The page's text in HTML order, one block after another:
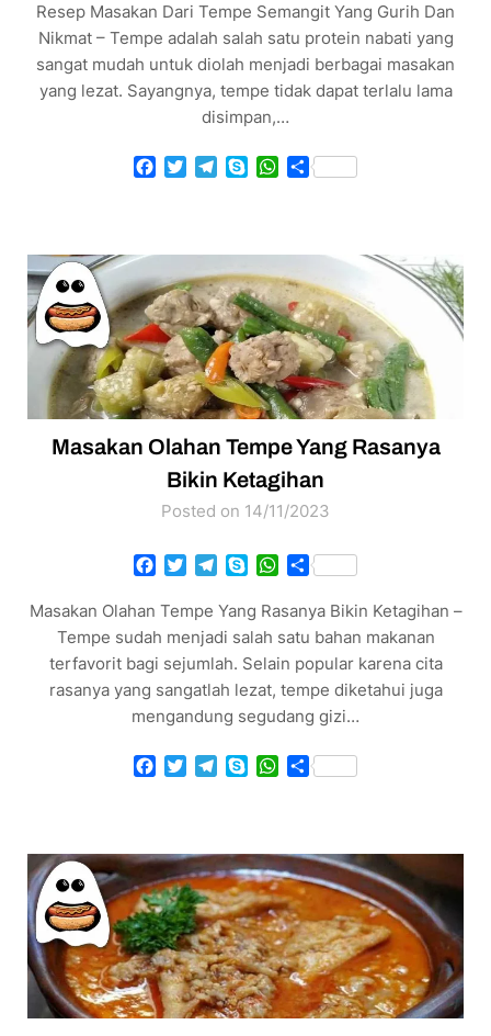
Resep Masakan Dari Tempe Semangit Yang Gurih Dan
Nikmat – Tempe adalah salah satu protein nabati yang
sangat mudah untuk diolah menjadi berbagai masakan
yang lezat. Sayangnya, tempe tidak dapat terlalu lama
disimpan,…
Facebook
TwitterTelegram
SkypeWhatsApp
Share
Masakan Olahan Tempe Yang Rasanya
Bikin Ketagihan
Posted on 14/11/2023
Facebook
TwitterTelegram
SkypeWhatsApp
Share
Masakan Olahan Tempe Yang Rasanya Bikin Ketagihan –
Tempe sudah menjadi salah satu bahan makanan
terfavorit bagi sejumlah. Selain popular karena cita
rasanya yang sangatlah lezat, tempe diketahui juga
mengandung segudang gizi…
Facebook
TwitterTelegram
SkypeWhatsApp
Share